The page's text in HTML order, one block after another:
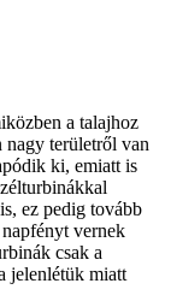
a talajhoz
nagy területről van
ki, emiatt is
ez pedig tovább
vernek
csak a
jelenlétük miatt